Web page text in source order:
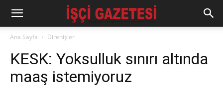
Ana Sayfa Direnişler
KESK: Yoksulluk sınırı altında
maaş istemiyoruz